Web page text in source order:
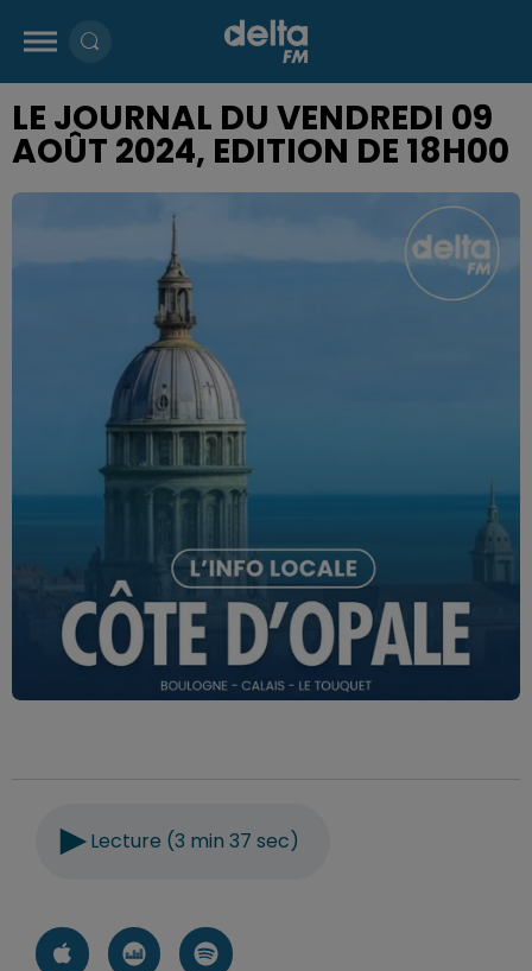
LE JOURNAL DU VENDREDI 09
AOÛT 2024, EDITION DE 18H00
Lecture (3 min 37 sec)